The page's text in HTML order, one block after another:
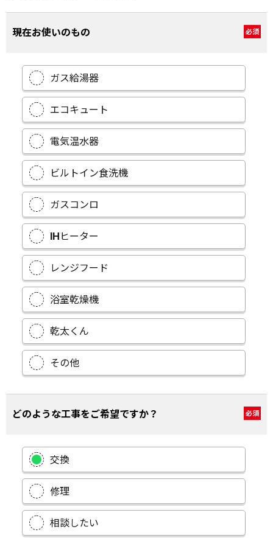
現在お使いのもの 必須
ガス給湯器
エコキュート
電気温水器
ビルトイン食洗機
ガスコンロ
IHヒーター
レンジフード
浴室乾燥機
乾太くん
その他
どのような工事をご希望ですか？ 必須
交換
修理
相談したい